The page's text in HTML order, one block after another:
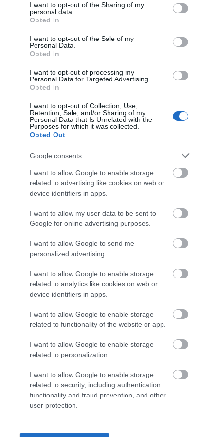
not limited to your visit or usage behaviour. You may click to
grant or deny consent to Google and its third-party tags to
use your data for below specified purposes in below Google
consent section.
I want to opt-out of the Sharing of my
personal data.
Opted In
I want to opt-out of the Sale of my
Personal Data.
Opted In
I want to opt-out of processing my
Personal Data for Targeted Advertising.
Opted In
I want to opt-out of Collection, Use,
Retention, Sale, and/or Sharing of my
Personal Data that Is Unrelated with the
Purposes for which it was collected.
Opted Out
Google consents
I want to allow Google to enable storage
related to advertising like cookies on web or
device identifiers in apps.
I want to allow my user data to be sent to
Google for online advertising purposes.
I want to allow Google to send me
personalized advertising.
I want to allow Google to enable storage
related to analytics like cookies on web or
device identifiers in apps.
I want to allow Google to enable storage
related to functionality of the website or app.
I want to allow Google to enable storage
related to personalization.
I want to allow Google to enable storage
related to security, including authentication
functionality and fraud prevention, and other
user protection.
ezért a lány nem kívánt tovább részt venni a
forgatásokon, így kockáról kockára újra kellett
Elisabeth Shue-val.) A második etapban érkezik meg
a csapat a legendás jövőbe, 2015-be, az önbefűző
cipők, lebegő gördeszkák és repülő autók
futurisztikus világába. Ez a rész is sok bonyodalmat
tartogat, aminek a vége ráadásul egy erős
cliffhangerrel zárul, így nem is volt kérdés, hogy
miről fog szólni a Vissza a jövőbe III, ami azért már
mutatja magán a kifulladás jeleit. Itt 1885-öt írunk,
Doki szerelmes lesz, a hangulat western és a
megoldásra váró feladatok száma nem csökkent, a
film viszont kerek és szép lezárást kapott és a humor
is maradt ugyanaz a jó minőségű, ami az előző
kettőt is jellemezte.
A sztori tehát közismert, azt viszont talán
kedvesebben vágják, hogy az időgép eredetileg egy
hűtőszekrény lett volna, a rendező azonban tartott
attól, hogy a film megnézése után a gyerekek
karakterét sem egy kutya alakította volna, hanem
egy majom, de mivel abban az időben a majmos
bevált kutyás motívumnál. Az Universal Pictures
főnöke, Sid Sheinberg nem volt elégedett a címmel
sem és azt javasolta, hogy kereszteljék át a filmet
Spaceman From Plutóra (ezzel is rájátszva a
Marty/Martian, azaz marslakó szóviccre), Spielberg
azonban ezt az üzenetet azzal nyugtázta, hogy jó
poén volt főnök, de most már dolgoznánk.
Christopher Lloydról keveseknek esik le, hogy ő volt
az Addams Family-ben Uncle Fester, de Doki
karakterével vált talán igazán kultikussá a színész,
míg Michael J. Fox-nak azért is volt nehéz dolga, mert
a második és harmadik rész forgatása alatt 28 éves
volt, miközben a szerepe szerint egy 17 éves fiút